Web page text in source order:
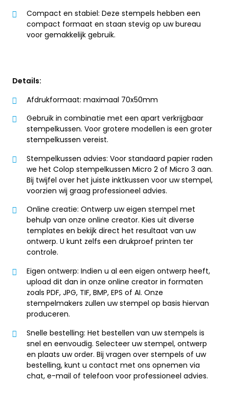
Compact en stabiel: Deze stempels hebben een
compact formaat en staan stevig op uw bureau
voor gemakkelijk gebruik.
Details:
Afdrukformaat: maximaal 70x50mm
Gebruik in combinatie met een apart verkrijgbaar
stempelkussen. Voor grotere modellen is een groter
stempelkussen vereist.
Stempelkussen advies: Voor standaard papier raden
we het Colop stempelkussen Micro 2 of Micro 3 aan.
Bij twijfel over het juiste inktkussen voor uw stempel,
voorzien wij graag professioneel advies.
Online creatie: Ontwerp uw eigen stempel met
behulp van onze online creator. Kies uit diverse
templates en bekijk direct het resultaat van uw
ontwerp. U kunt zelfs een drukproef printen ter
controle.
Eigen ontwerp: Indien u al een eigen ontwerp heeft,
upload dit dan in onze online creator in formaten
zoals PDF, JPG, TIF, BMP, EPS of AI. Onze
stempelmakers zullen uw stempel op basis hiervan
produceren.
Snelle bestelling: Het bestellen van uw stempels is
snel en eenvoudig. Selecteer uw stempel, ontwerp
en plaats uw order. Bij vragen over stempels of uw
bestelling, kunt u contact met ons opnemen via
chat, e-mail of telefoon voor professioneel advies.